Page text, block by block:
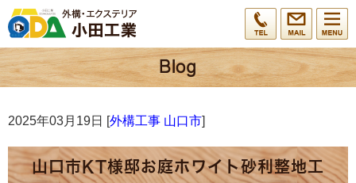
2025年03月19日 [外構工事 山口市]
山口市KT様邸お庭ホワイト砂利整地工